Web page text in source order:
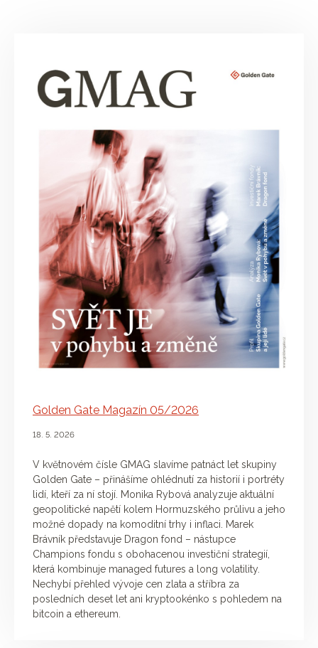
Golden Gate Magazín 05/2026
18. 5. 2026
V květnovém čísle GMAG slavíme patnáct let skupiny
Golden Gate – přinášíme ohlédnutí za historií i portréty
lidí, kteří za ní stojí. Monika Rybová analyzuje aktuální
geopolitické napětí kolem Hormuzského průlivu a jeho
možné dopady na komoditní trhy i inflaci. Marek
Brávník představuje Dragon fond – nástupce
Champions fondu s obohacenou investiční strategií,
která kombinuje managed futures a long volatility.
Nechybí přehled vývoje cen zlata a stříbra za
posledních deset let ani kryptookénko s pohledem na
bitcoin a ethereum.